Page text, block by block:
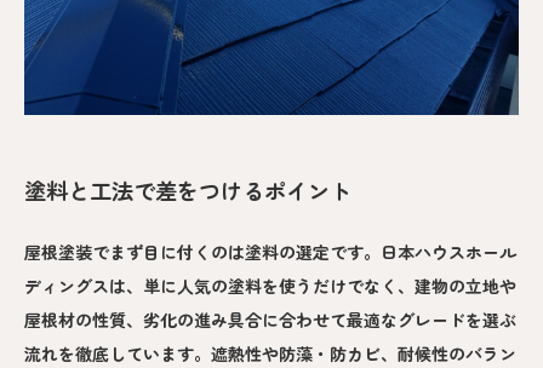
塗料と工法で差をつけるポイント
屋根塗装でまず目に付くのは塗料の選定です。日本ハウスホール
ディングスは、単に人気の塗料を使うだけでなく、建物の立地や
屋根材の性質、劣化の進み具合に合わせて最適なグレードを選ぶ
流れを徹底しています。遮熱性や防藻・防カビ、耐候性のバラン